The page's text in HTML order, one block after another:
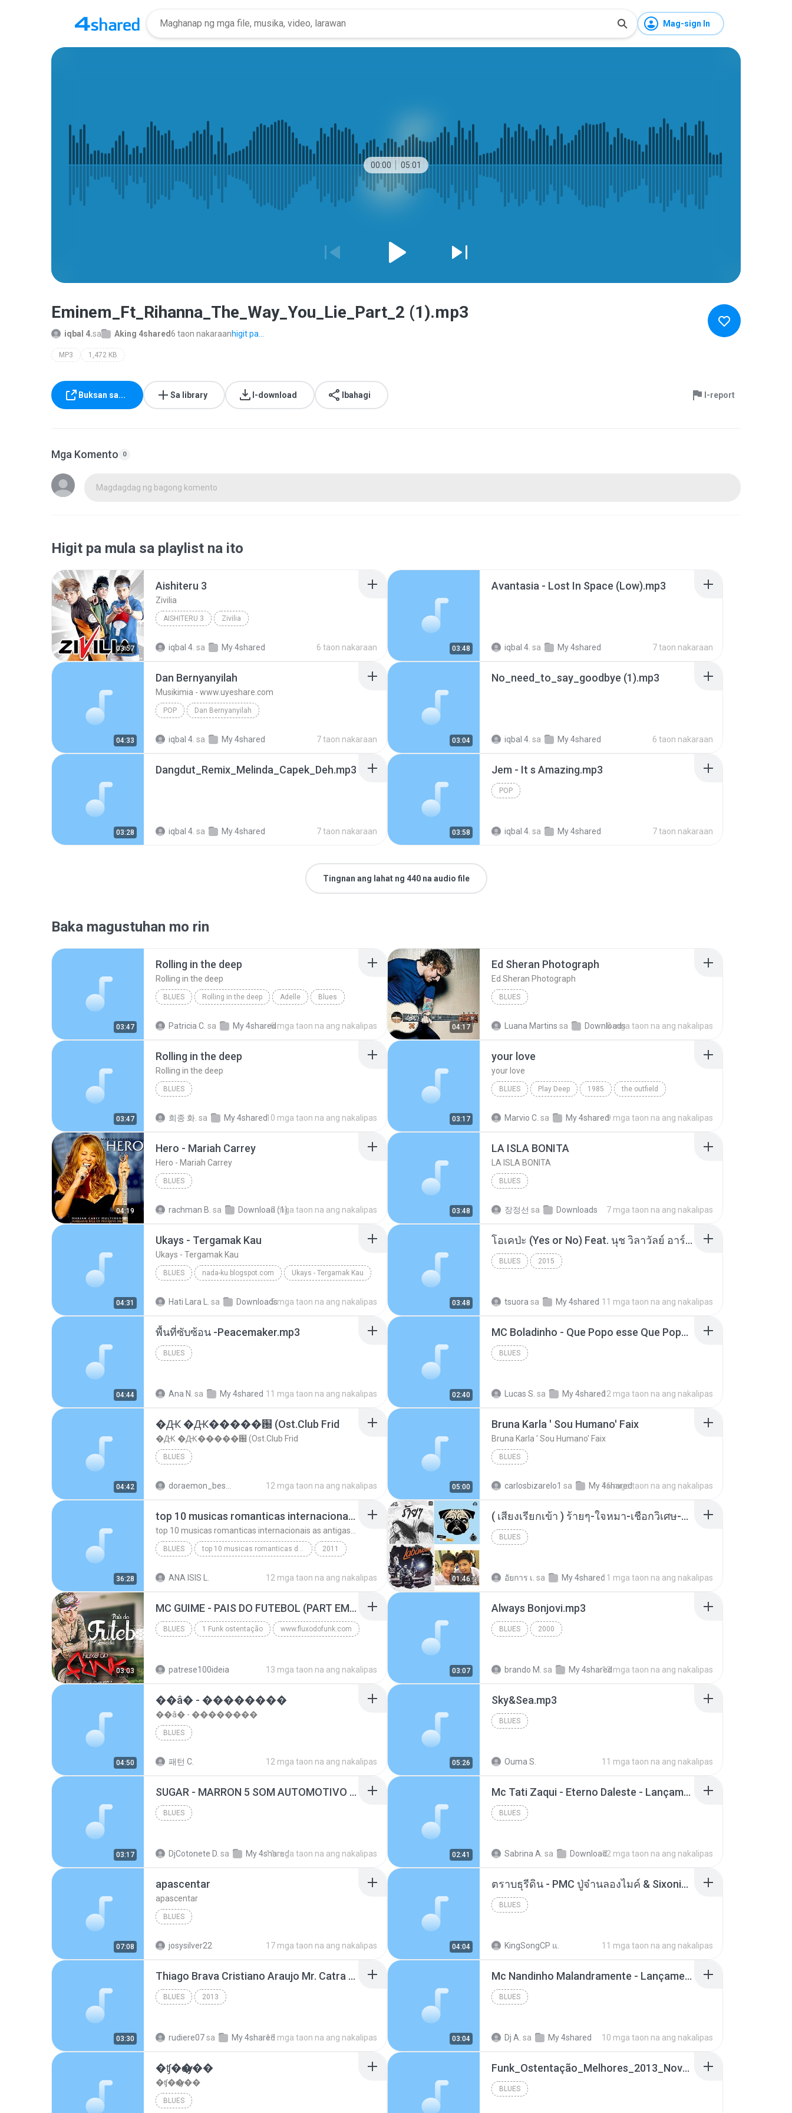
Mag-sign In
00:00 05:01
Eminem_Ft_Rihanna_The_Way_You_Lie_Part_2 (1).mp3
iqbal 4.sa Aking 4shared6 taon nakaraanhigit pa...
MP3 1,472 KB
Buksan sa... Sa library I-download Ibahagi I-report
Mga Komento 0
Magdagdag ng bagong komento
Higit pa mula sa playlist na ito
03:57
Aishiteru 3
Zivilia
AISHITERU 3 Zivilia
iqbal 4. sa My 4shared 6 taon nakaraan 03:48
Avantasia - Lost In Space (Low).mp3
iqbal 4. sa My 4shared 7 taon nakaraan
04:33
Dan Bernyanyilah
Musikimia - www.uyeshare.com
POP Dan Bernyanyilah
iqbal 4. sa My 4shared 7 taon nakaraan 03:04
No_need_to_say_goodbye (1).mp3
iqbal 4. sa My 4shared 6 taon nakaraan
03:28
Dangdut_Remix_Melinda_Capek_Deh.mp3
iqbal 4. sa My 4shared 7 taon nakaraan 03:58
Jem - It s Amazing.mp3
POP
iqbal 4. sa My 4shared 7 taon nakaraan
Tingnan ang lahat ng 440 na audio file
Baka magustuhan mo rin
03:47
Rolling in the deep
Rolling in the deep
BLUES Rolling in the deep Adelle Blues
Patricia C. sa My 4shared6 mga taon na ang nakalipas 04:17
Ed Sheran Photograph
Ed Sheran Photograph
BLUES
Luana Martins sa Downloads8 mga taon na ang nakalipas
03:47
Rolling in the deep
Rolling in the deep
BLUES
희종 화. sa My 4shared10 mga taon na ang nakalipas 03:17
your love
your love
BLUES Play Deep 1985 the outfield
Marvio C. sa My 4shared9 mga taon na ang nakalipas
04:19
Hero - Mariah Carrey
Hero - Mariah Carrey
BLUES
rachman B. sa Download (1)2 mga taon na ang nakalipas 03:48
LA ISLA BONITA
LA ISLA BONITA
BLUES
장정선 sa Downloads 7 mga taon na ang nakalipas
04:31
Ukays - Tergamak Kau
Ukays - Tergamak Kau
BLUES nada-ku.blogspot.com Ukays - Tergamak Kau
Hati Lara L. sa Downloads5 mga taon na ang nakalipas 03:48
โอเคป่ะ (Yes or No) Feat. นุช วิลาวัลย์ อาร์สยาม - Flame.mp3
BLUES 2015
tsuora sa My 4shared 11 mga taon na ang nakalipas
04:44
พื้นที่ซับซ้อน -Peacemaker.mp3
BLUES
Ana N. sa My 4shared 11 mga taon na ang nakalipas 02:40
MC Boladinho - Que Popo esse Que Popo Gigante (DjWn) (áudio Oficial).mp3
BLUES
Lucas S. sa My 4shared12 mga taon na ang nakalipas
04:42
�Ԫ �Ԫ�����԰ (Ost.Club Frid
�Ԫ �Ԫ�����԰ (Ost.Club Frid
BLUES
12 mga taon na ang nakalipas 05:00
Bruna Karla ' Sou Humano' Faix
Bruna Karla ' Sou Humano' Faix
BLUES
carlosbizarelo1 sa My 4shared
16 mga taon na ang nakalipas
36:28
top 10 musicas romanticas internacionais as antigas que faz seu coraçao bater mais forte remix
BLUES top 10 musicas romanticas dj valmir santos pitanga pr 2011
ANA ISIS L. 12 mga taon na ang nakalipas 01:46
( เสียงเรียกเข้า ) ร้ายๆ-ใจหมา-เชือกวิเศษ-ว้าเหว่.mp3
BLUES
อัยการ เ. sa My 4shared11 mga taon na ang nakalipas
03:03
MC GUIME - PAIS DO FUTEBOL (PART EMICIDA) 2014.mp3
BLUES 1 Funk ostentação www.fluxodofunk.com
patrese100ideia 13 mga taon na ang nakalipas 03:07
Always Bonjovi.mp3
BLUES 2000
brando M. sa My 4shared13 mga taon na ang nakalipas
04:50
��â� - ��������
��â� - ��������
BLUES
패턴 C. 12 mga taon na ang nakalipas 05:26
Sky&Sea.mp3
BLUES
Ouma S. 11 mga taon na ang nakalipas
03:17
SUGAR - MARRON 5 SOM AUTOMOTIVO (DJ COTONETE BHZ).mp3
BLUES
DjCotonete D. sa My 4shared
11 mga taon na ang nakalipas 02:41
Mc Tati Zaqui - Eterno Daleste - Lançamento 2014.mp3
BLUES
Sabrina A. sa Download12 mga taon na ang nakalipas
07:08
apascentar
apascentar
BLUES
josysilver22 17 mga taon na ang nakalipas 04:04
ตราบธุรีดิน - PMC ปู่จ๋านลองไมค์ & Sixonine ( Cover Version ).mp3
BLUES
KingSongCP แ. 11 mga taon na ang nakalipas
03:30
Thiago Brava Cristiano Araujo Mr. Catra - Ta Soltinha.mp3
BLUES 2013
rudiere07sa My 4shared13 mga taon na ang nakalipas 03:04
Mc Nandinho Malandramente - Lançamento 2016.mp3
BLUES
Dj A. sa My 4shared 10 mga taon na ang nakalipas
�ʧ�ѹ���
�ʧ�ѹ���
BLUES
Funk_Ostentação_Melhores_2013_Novas MC GUIME, MC LON, MC RODOLFINHO, MC NEGUINHO DO KAXETA, MC Leo Da Baixada, MC Boy Do CHarmes.mp3
BLUES